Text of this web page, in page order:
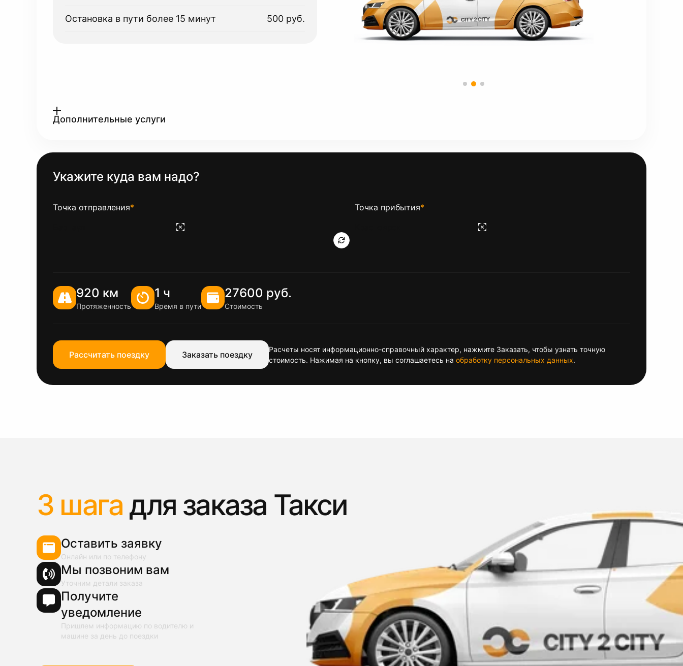
Остановка в пути более 15 минут 500 руб.
Дополнительные услуги
Укажите куда вам надо?
Точка отправления* Точка прибытия*
920 км
Протяженность
1 ч
Время в пути
27600 руб.
Стоимость
Рассчитать поездку Заказать поездку
Расчеты носят информационно-справочный характер, нажмите Заказать, чтобы узнать точную
стоимость. Нажимая на кнопку, вы соглашаетесь на обработку персональных данных.
3 шага для заказа Такси
Оставить заявку
Онлайн или по телефону
Мы позвоним вам
Уточним детали заказа
Получите
уведомление
Пришлем информацию по водителю и
машине за день до поездки